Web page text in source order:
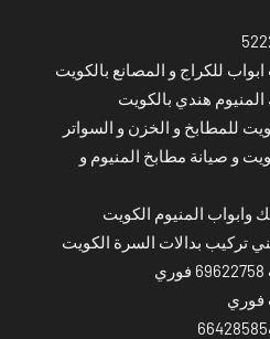
للكراج و المصانع بالكويت
هندي بالكويت
للمطابخ و الخزن و السواتر
و صيانة مطابخ المنيوم و
وابواب المنيوم الكويت
تركيب بدالات السرة الكويت
فوري